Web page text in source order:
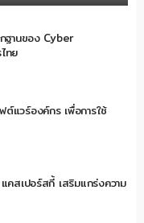
ฐานของ Cyber
ทย
แวร์องค์กร เพื่อการใช้
คสเปอร์สกี้ เสริมแกร่งความ